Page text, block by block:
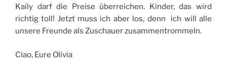
Kaily darf die Preise überreichen. Kinder, das wird
richtig toll! Jetzt muss ich aber los, denn ich will alle
unsere Freunde als Zuschauer zusammentrommeln.
Ciao, Eure Olivia